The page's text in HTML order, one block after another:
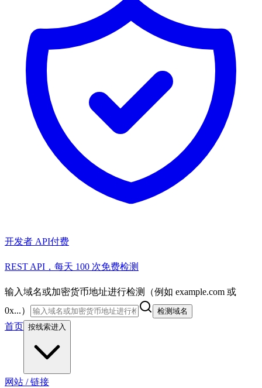
开发者 API付费
REST API，每天 100 次免费检测
输入域名或加密货币地址进行检测（例如 example.com 或
0x...）
检测域名
首页 按线索进入
网站 / 链接